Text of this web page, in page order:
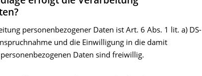
personenbezogener Daten ist Art. 6 Abs. 1 lit. a) DS-
und die Einwilligung in die damit
Daten sind freiwillig.